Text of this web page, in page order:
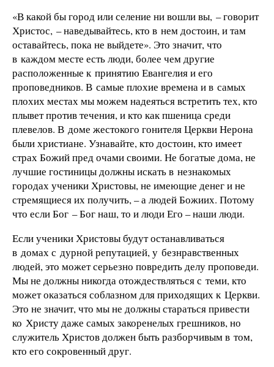
«В какой бы город или селение ни вошли вы, – говорит
Христос, – наведывайтесь, кто в нем достоин, и там
оставайтесь, пока не выйдете». Это значит, что
в каждом месте есть люди, более чем другие
расположенные к принятию Евангелия и его
проповедников. В самые плохие времена и в самых
плохих местах мы можем надеяться встретить тех, кто
плывет против течения, и кто как пшеница среди
плевелов. В доме жестокого гонителя Церкви Нерона
были христиане. Узнавайте, кто достоин, кто имеет
страх Божий пред очами своими. Не богатые дома, не
лучшие гостиницы должны искать в незнакомых
городах ученики Христовы, не имеющие денег и не
стремящиеся их получить, – а людей Божиих. Потому
что если Бог – Бог наш, то и люди Его – наши люди.
Если ученики Христовы будут останавливаться
в домах с дурной репутацией, у безнравственных
людей, это может серьезно повредить делу проповеди.
Мы не должны никогда отождествляться с теми, кто
может оказаться соблазном для приходящих к Церкви.
Это не значит, что мы не должны стараться привести
ко Христу даже самых закоренелых грешников, но
служитель Христов должен быть разборчивым в том,
кто его сокровенный друг.